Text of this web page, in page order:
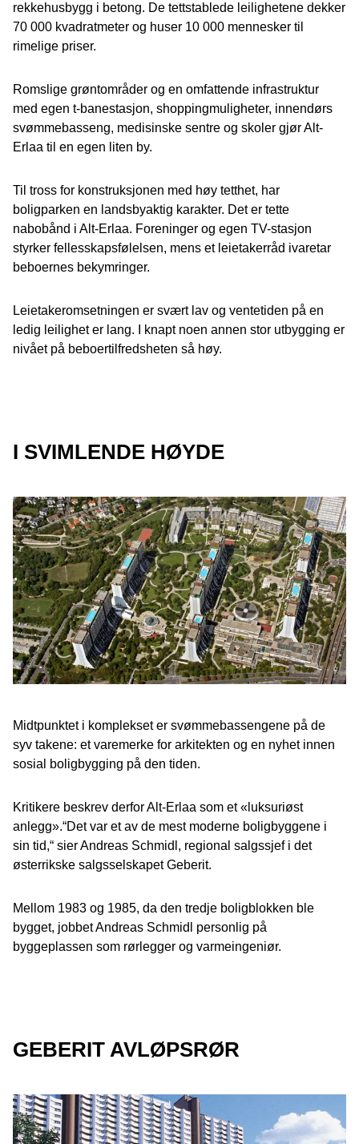
rekkehusbygg i betong. De tettstablede leilighetene dekker
70 000 kvadratmeter og huser 10 000 mennesker til
rimelige priser.
Romslige grøntområder og en omfattende infrastruktur
med egen t-banestasjon, shoppingmuligheter, innendørs
svømmebasseng, medisinske sentre og skoler gjør Alt-
Erlaa til en egen liten by.
Til tross for konstruksjonen med høy tetthet, har
boligparken en landsbyaktig karakter. Det er tette
nabobånd i Alt-Erlaa. Foreninger og egen TV-stasjon
styrker fellesskapsfølelsen, mens et leietakerråd ivaretar
beboernes bekymringer.
Leietakeromsetningen er svært lav og ventetiden på en
ledig leilighet er lang. I knapt noen annen stor utbygging er
nivået på beboertilfredsheten så høy.
I SVIMLENDE HØYDE
Midtpunktet i komplekset er svømmebassengene på de
syv takene: et varemerke for arkitekten og en nyhet innen
sosial boligbygging på den tiden.
Kritikere beskrev derfor Alt-Erlaa som et «luksuriøst
anlegg».“Det var et av de mest moderne boligbyggene i
sin tid,“ sier Andreas Schmidl, regional salgssjef i det
østerrikske salgsselskapet Geberit.
Mellom 1983 og 1985, da den tredje boligblokken ble
bygget, jobbet Andreas Schmidl personlig på
byggeplassen som rørlegger og varmeingeniør.
GEBERIT AVLØPSRØR